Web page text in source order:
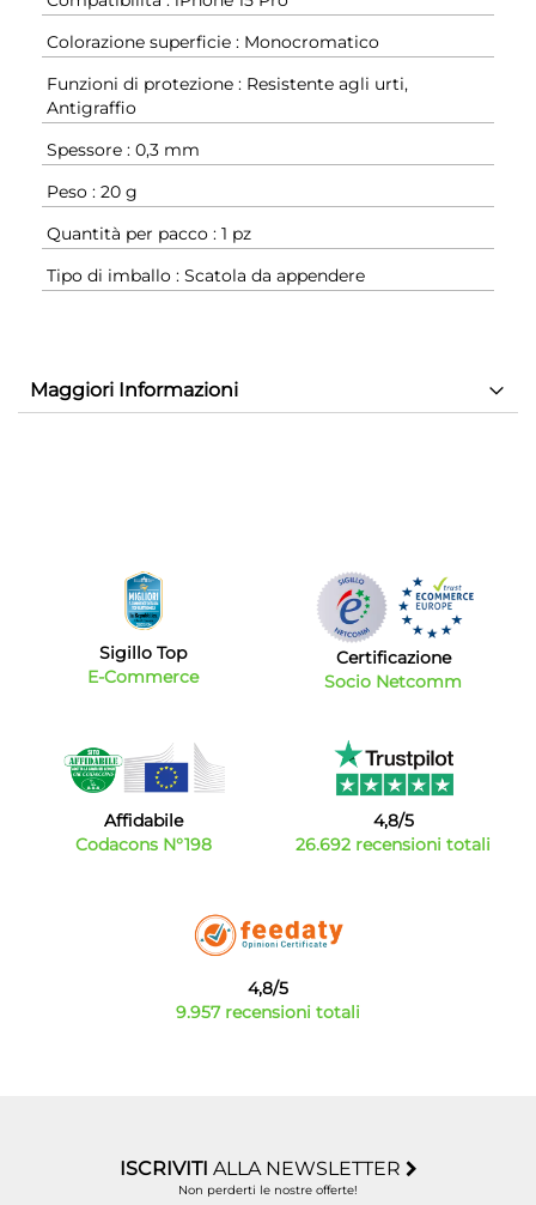
Colorazione superficie : Monocromatico
Funzioni di protezione : Resistente agli urti,
Antigraffio
Spessore : 0,3 mm
Peso : 20 g
Quantità per pacco : 1 pz
Tipo di imballo : Scatola da appendere
Maggiori Informazioni
Sigillo Top
E-Commerce
Certificazione
Socio Netcomm
Affidabile
Codacons N°198
4,8/5
26.692 recensioni totali
4,8/5
9.957 recensioni totali
ISCRIVITI ALLA NEWSLETTER
Non perderti le nostre offerte!